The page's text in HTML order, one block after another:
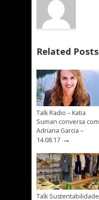
Related Posts
Talk Radio – Katia
Suman conversa com
Adriana Garcia –
14.08.17 →
Talk Sustentabilidade